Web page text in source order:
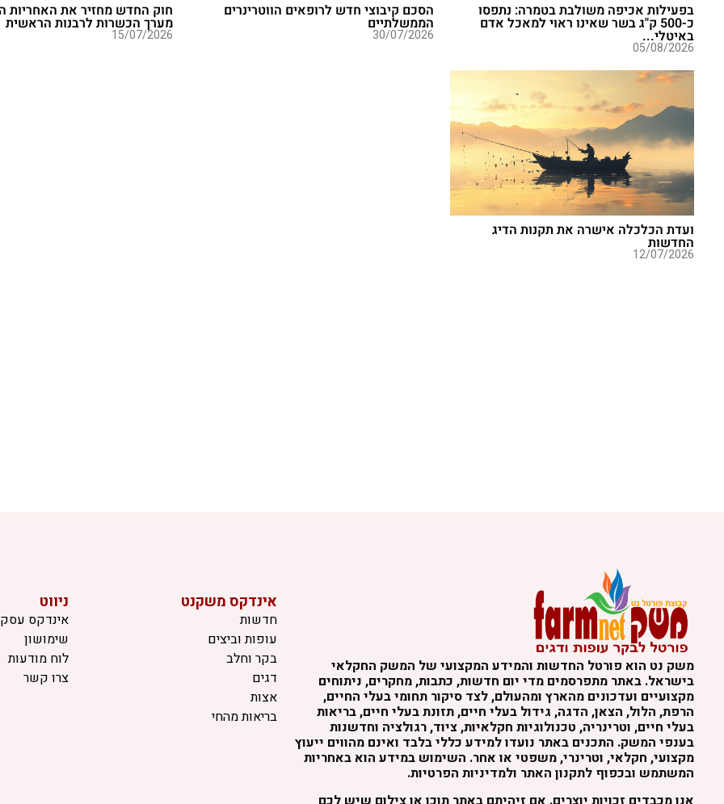
בפעילות אכיפה משולבת בטמרה: נתפסו
כ-500 ק"ג בשר שאינו ראוי למאכל אדם
באיטלי...
05/08/2026
הסכם קיבוצי חדש לרופאים הווטרינרים
הממשלתיים
30/07/2026
חוק החדש מחזיר את האחריות
מערך הכשרות לרבנות הראשית
15/07/2026
ועדת הכלכלה אישרה את תקנות הדיג
החדשות
12/07/2026
משק נט הוא פורטל החדשות והמידע המקצועי של המשק החקלאי
בישראל. באתר מתפרסמים מדי יום חדשות, כתבות, מחקרים, ניתוחים
מקצועיים ועדכונים מהארץ ומהעולם, לצד סיקור תחומי בעלי החיים,
הרפת, הלול, הצאן, הדגה, גידול בעלי חיים, תזונת בעלי חיים, בריאות
בעלי חיים, וטרינריה, טכנולוגיות חקלאיות, ציוד, רגולציה וחדשנות
בענפי המשק. התכנים באתר נועדו למידע כללי בלבד ואינם מהווים ייעוץ
מקצועי, חקלאי, וטרינרי, משפטי או אחר. השימוש במידע הוא באחריות
המשתמש ובכפוף לתקנון האתר ולמדיניות הפרטיות.
אינדקס משקנט
חדשות
עופות וביצים
בקר וחלב
דגים
אצות
בריאות מהחי
ניווט
אינדקס
שימושון
לוח מודעות
צרו קשר